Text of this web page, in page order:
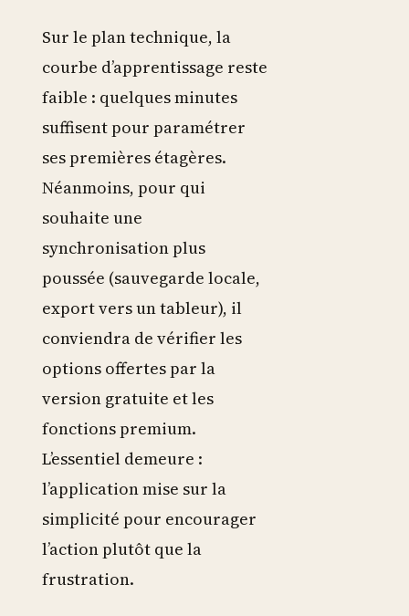
Sur le plan technique, la
courbe d’apprentissage reste
faible : quelques minutes
suffisent pour paramétrer
ses premières étagères.
Néanmoins, pour qui
souhaite une
synchronisation plus
poussée (sauvegarde locale,
export vers un tableur), il
conviendra de vérifier les
options offertes par la
version gratuite et les
fonctions premium.
L’essentiel demeure :
l’application mise sur la
simplicité pour encourager
l’action plutôt que la
frustration.